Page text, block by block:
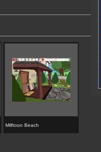
Milftoon Beach